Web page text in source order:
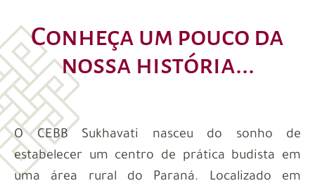
Conheça um pouco da
nossa história...
O CEBB Sukhavati nasceu do sonho de
estabelecer um centro de prática budista em
uma área rural do Paraná. Localizado em